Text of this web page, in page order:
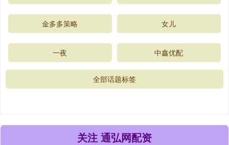
金多多策略 女儿
一夜 中鑫优配
全部话题标签
关注 通弘网配资